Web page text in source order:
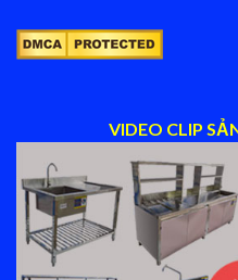
VIDEO CLIP